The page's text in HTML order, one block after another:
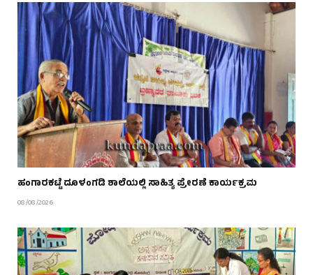
ಹಂಗಾರಕಟ್ಟೆ ದೂಳಂಗಡಿ ಶಾಲೆಯಲ್ಲಿ ಸಾಹಿತ್ಯ ಪ್ರೇರಣೆ ಕಾರ್ಯಕ್ರಮ
08/08/2026